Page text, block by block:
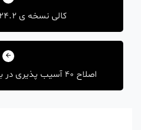
کالی نسخه ی 2024.2 منتشر شد
اصلاح 40 آسیب پذیری در بروزرسانی ژوئن اندروید